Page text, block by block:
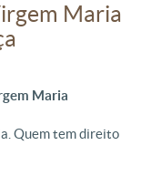
Maria
Maria
Quem tem direito